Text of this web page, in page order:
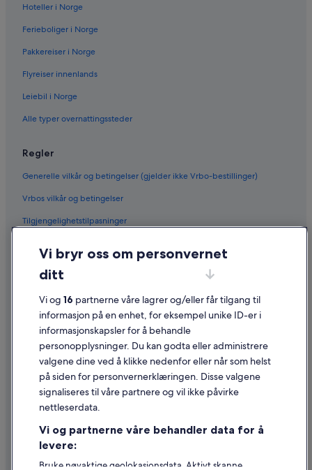
Hoteller i Norge
Ferieboliger i Norge
Pakkereiser i Norge
Flyreiser innenlands
Leiebil i Norge
Alle typer overnattingssteder
Regler
Generelle vilkår og betingelser (gjelder ikke Vrbo-bestillinger)
Vrbos vilkår og betingelser
Tilgjengelighetstilpasninger
Juridisk informasjon / kontakt oss
Retningslinjer for innhold og rapportering av innhold
Hjelp
Kontakt oss
Avbestille eller endre bestillingen
Refusjonsprosessen og tidsrammer for refusjon
Vi bryr oss om personvernet
ditt
Vi og 16 partnerne våre lagrer og/eller får tilgang til
informasjon på en enhet, for eksempel unike ID-er i
informasjonskapsler for å behandle
personopplysninger. Du kan godta eller administrere
valgene dine ved å klikke nedenfor eller når som helst
på siden for personvernerklæringen. Disse valgene
signaliseres til våre partnere og vil ikke påvirke
nettleserdata.
Vi og partnerne våre behandler data for å
levere:
Bruke nøyaktige geolokasjonsdata. Aktivt skanne